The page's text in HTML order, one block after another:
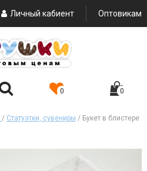
Личный кабиент Оптовикам
0 0
/ Статуэтки, сувениры / Букет в блистере